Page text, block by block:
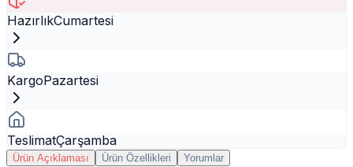
HazırlıkCumartesi
KargoPazartesi
TeslimatÇarşamba
Ürün Açıklaması Ürün Özellikleri Yorumlar